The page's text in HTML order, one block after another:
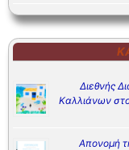
Διεθνής
Καλλιάνων
Απονομή